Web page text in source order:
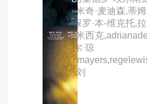
·杰罗姆,米奇·麦迪森,蒂
哈德森,保罗·本-维克托,
内,道林·米西克
特,纳西尔·琼
斯
乔尔·范·刘